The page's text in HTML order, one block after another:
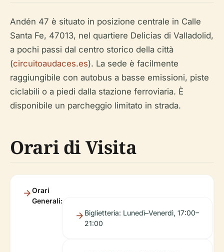
Andén 47 è situato in posizione centrale in Calle
Santa Fe, 47013, nel quartiere Delicias di Valladolid,
a pochi passi dal centro storico della città
(circuitoaudaces.es). La sede è facilmente
raggiungibile con autobus a basse emissioni, piste
ciclabili o a piedi dalla stazione ferroviaria. È
disponibile un parcheggio limitato in strada.
Orari di Visita
Orari
Generali:
Biglietteria: Lunedì–Venerdì, 17:00–
21:00